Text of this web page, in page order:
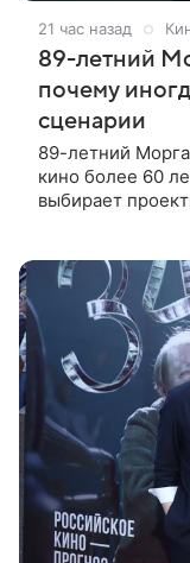
21 час назад
89-летний
почему
сценарии
89-летний
кино более 60
выбирает